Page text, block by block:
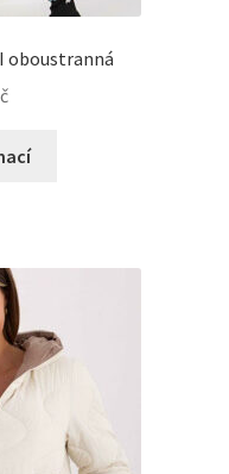
oboustranná